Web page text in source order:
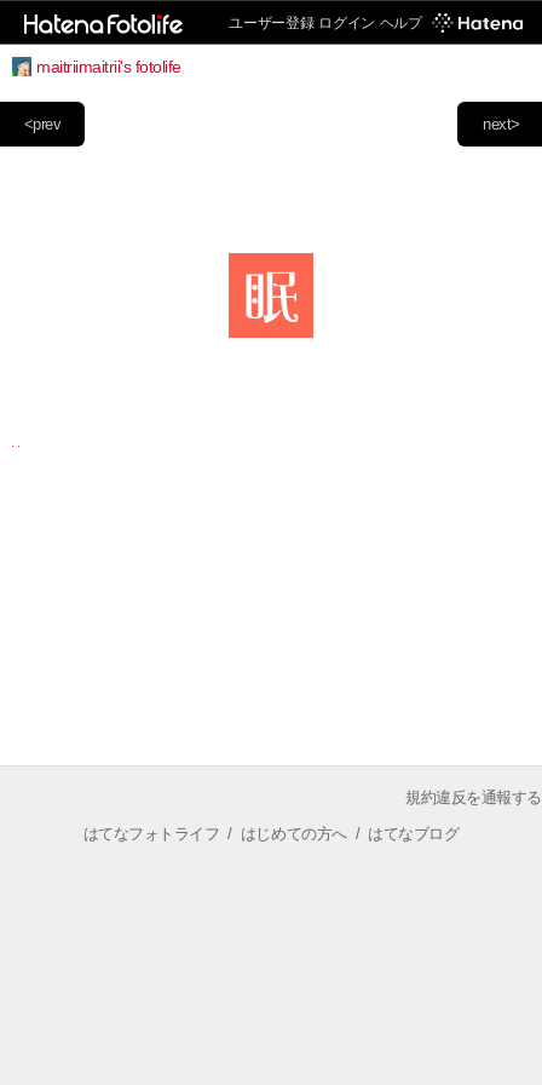
ユーザー登録 ログイン ヘルプ
maitriimaitrii's fotolife
next>
<prev
規約違反を通報する
はてなフォトライフ / はじめての方へ/ はてなブログ